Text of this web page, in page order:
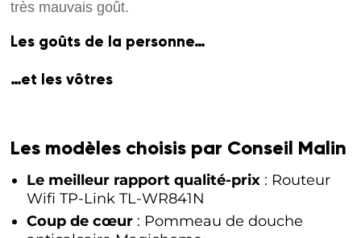
très mauvais goût.
Les goûts de la personne…
…et les vôtres
Les modèles choisis par Conseil Malin
Le meilleur rapport qualité-prix : Routeur
Wifi TP-Link TL-WR841N
Coup de cœur : Pommeau de douche